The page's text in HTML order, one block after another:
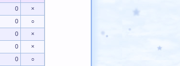
0
×
0
○
0
×
0
×
0
○